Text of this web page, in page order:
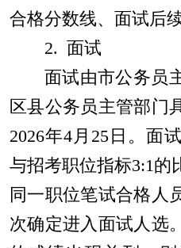
合格分数线、面试后
2. 面试
面试由市公务员
区县公务员主管部门
2026年4月 25日。面
与招考职位指标3:1的
同一职位笔试合格人
次确定进入面试人选